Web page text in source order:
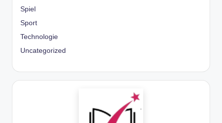
Spiel
Sport
Technologie
Uncategorized